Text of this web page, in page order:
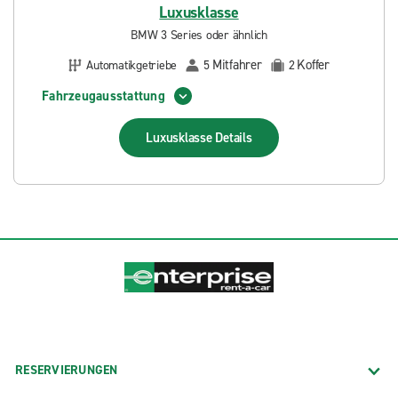
Luxusklasse
BMW 3 Series oder ähnlich
Automatikgetriebe
5 Mitfahrer 2Koffer
Fahrzeugausstattung
Luxusklasse Details
RESERVIERUNGEN